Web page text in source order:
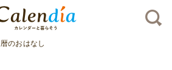
暦のおはなし